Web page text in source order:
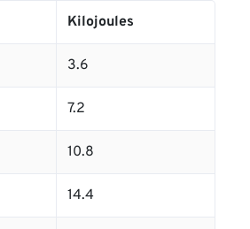
Kilojoules
3.6
7.2
10.8
14.4